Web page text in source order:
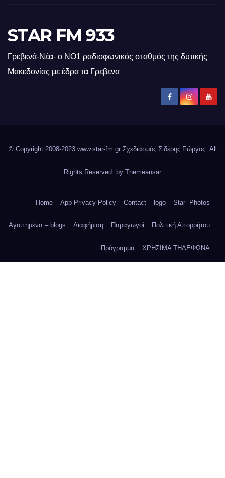
STAR FM 933
Γρεβενά-Νέα- ο ΝΟ1 ραδιοφωνικός σταθμός της δυτικής
Μακεδονίας με έδρα τα Γρεβενα
© Copyright 2008-2023 www.star-fm.gr Σχεδιασμός Σιδέρης Γιώργος. All
Rights Reserved. by Themeansar
Home App Privacy Policy Contact logo Star- Photos
Αγαπημένα – blogs Διαφήμιση Παραγωγοί Πολιτική Απορρήτου
Πρόγραμμα ΧΡΗΣΙΜΑ ΤΗΛΕΦΩΝΑ